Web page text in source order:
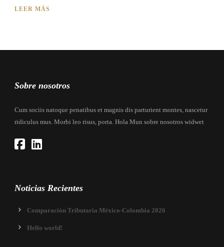
LEER MÁS
Sobre nosotros
Cum sociis natoque penatibus et magnis dis parturient montes, nascetur
ridiculus mus. Morbi leo risus, porta. Hola Mun sobre nosotros widwet
Noticias Recientes
Comparación Tributaria México-Colombia 2026
Hello world!